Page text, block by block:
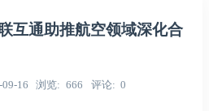
互通助推航空领域深化合
09-16 浏览 666 评论 0